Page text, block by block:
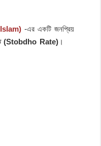
-এর একটি জনপ্রিয়
(Stobdho Rate) ।